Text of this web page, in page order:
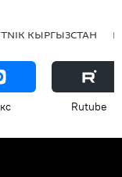
КЫРГЫЗСТАН
Rutube